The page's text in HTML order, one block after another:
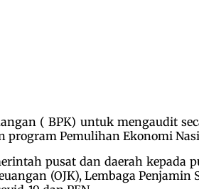
( BPK) untuk mengaudit
Pemulihan Ekonomi
pusat dan daerah kepada
(OJK), Lembaga